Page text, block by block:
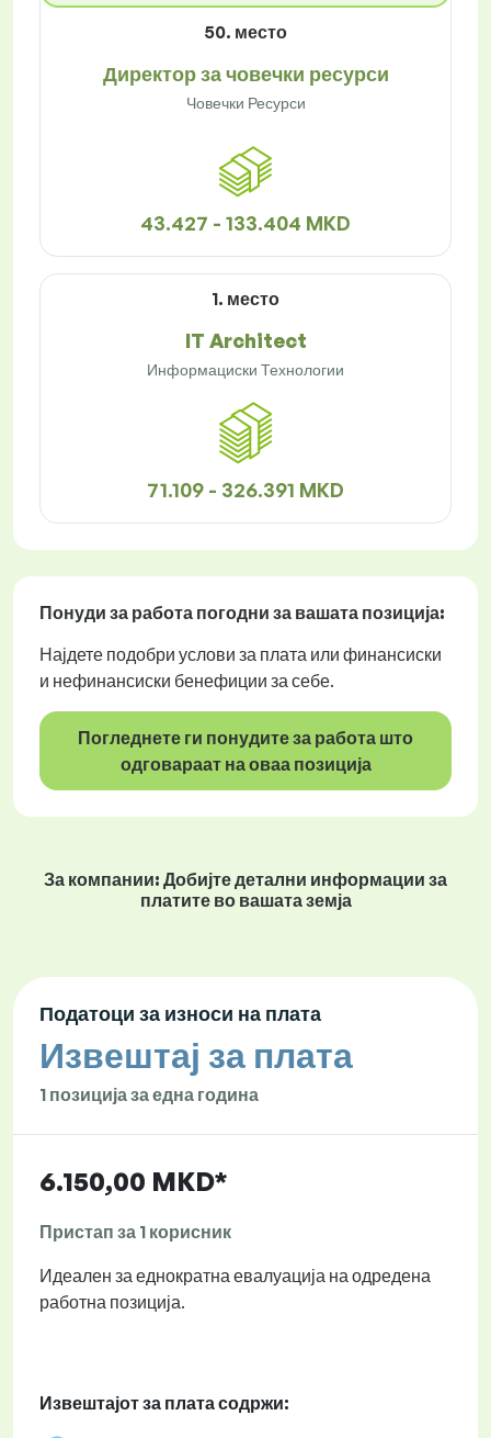
50. место
Директор за човечки ресурси
Човечки Ресурси
43.427 - 133.404 MKD
1. место
IT Architect
Информациски Технологии
71.109 - 326.391 MKD
Понуди за работа погодни за вашата позиција:
Најдете подобри услови за плата или финансиски
и нефинансиски бенефиции за себе.
Погледнете ги понудите за работа што
одговараат на оваа позиција
За компании: Добијте детални информации за
платите во вашата земја
Податоци за износи на плата
Извештај за плата
1 позиција за една година
6.150,00 MKD*
Пристап за 1 корисник
Идеален за еднократна евалуација на одредена
работна позиција.
Извештајот за плата содржи: